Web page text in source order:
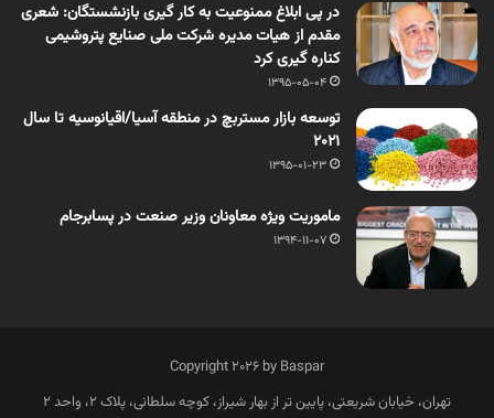
در پی ابلاغ ممنوعیت به کار گیری بازنشستگان: شعری
مقدم از هیات مدیره شرکت ملی صنایع پتروشیمی
کناره گیری کرد
1395-05-04
توسعه بازار مستربچ‌ در منطقه آسیا/اقیانوسیه تا سال
2021
1395-01-23
ماموریت ویژه معاونان وزیر صنعت در پسابرجام
1394-11-07
Copyright 2026 by Baspar
تهران، خیابان شریعتی، پایین تر از بهار شیراز، کوچه سلطانی، پلاک 2، واحد 2